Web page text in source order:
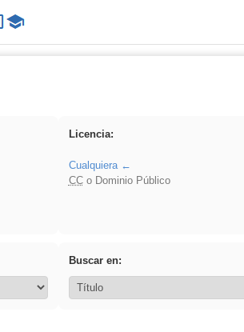
Licencia:
Cualquiera
CCo Dominio Público
Buscar en: